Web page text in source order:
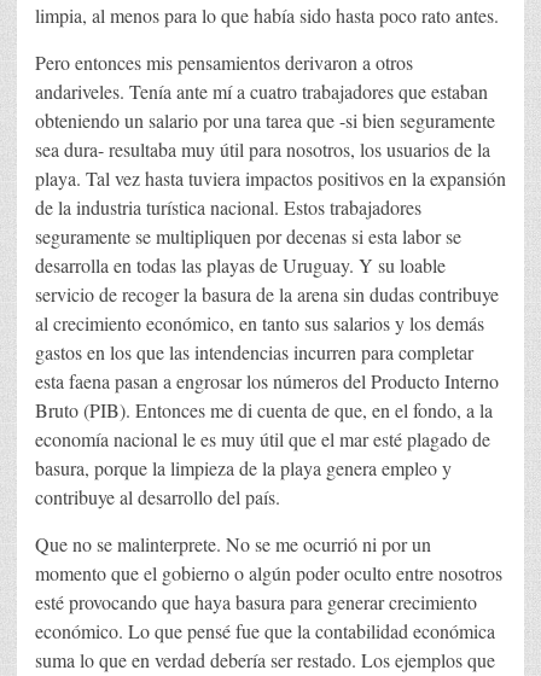
limpia, al menos para lo que había sido hasta poco rato antes.
Pero entonces mis pensamientos derivaron a otros
andariveles. Tenía ante mí a cuatro trabajadores que estaban
obteniendo un salario por una tarea que -si bien seguramente
sea dura- resultaba muy útil para nosotros, los usuarios de la
playa. Tal vez hasta tuviera impactos positivos en la expansión
de la industria turística nacional. Estos trabajadores
seguramente se multipliquen por decenas si esta labor se
desarrolla en todas las playas de Uruguay. Y su loable
servicio de recoger la basura de la arena sin dudas contribuye
al crecimiento económico, en tanto sus salarios y los demás
gastos en los que las intendencias incurren para completar
esta faena pasan a engrosar los números del Producto Interno
Bruto (PIB). Entonces me di cuenta de que, en el fondo, a la
economía nacional le es muy útil que el mar esté plagado de
basura, porque la limpieza de la playa genera empleo y
contribuye al desarrollo del país.
Que no se malinterprete. No se me ocurrió ni por un
momento que el gobierno o algún poder oculto entre nosotros
esté provocando que haya basura para generar crecimiento
económico. Lo que pensé fue que la contabilidad económica
suma lo que en verdad debería ser restado. Los ejemplos que